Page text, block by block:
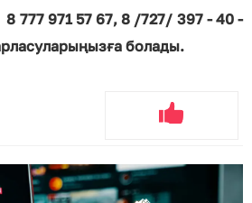
777 971 57 67, 8 /727/ 397 - 40 -
болады.